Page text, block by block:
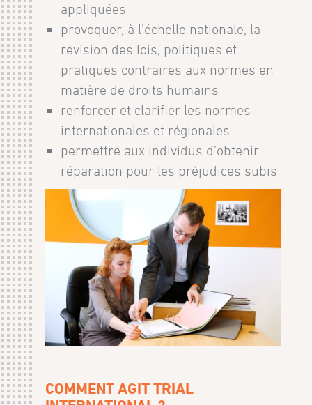
appliquées
provoquer, à l’échelle nationale, la
révision des lois, politiques et
pratiques contraires aux normes en
matière de droits humains
renforcer et clarifier les normes
internationales et régionales
permettre aux individus d’obtenir
réparation pour les préjudices subis
COMMENT AGIT TRIAL